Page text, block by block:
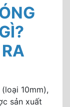
(loại 10mm),
sản xuất